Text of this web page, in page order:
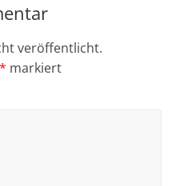
veröffentlicht.
* markiert